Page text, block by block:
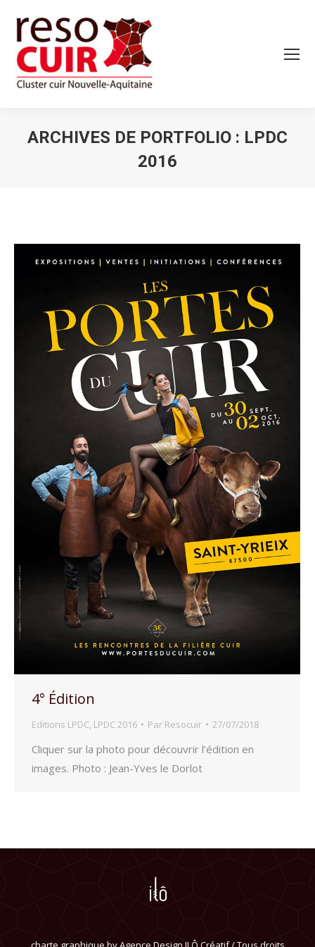
ARCHIVES DE PORTFOLIO : LPDC
2016
4° Édition
Editions LPDC LPDC 2016 Par Resocuir 27/07/2018
Cliquer sur la photo pour découvrir l’édition en
images. Photo : Jean-Yves le Dorlot